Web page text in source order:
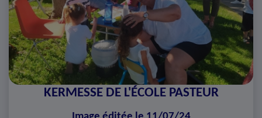
KERMESSE DE L'ÉCOLE PASTEUR